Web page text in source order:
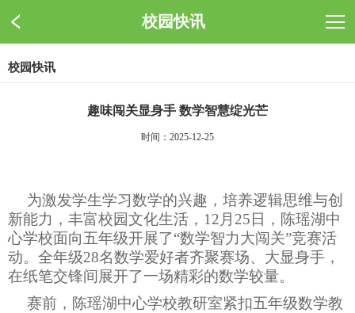
校园快讯
校园快讯
趣味闯关显身手 数学智慧绽光芒
时间：2025-12-25
为激发学生学习数学的兴趣，培养逻辑思维与创
新能力，丰富校园文化生活，12月25日，陈瑶湖中
心学校面向五年级开展了“数学智力大闯关”竞赛活
动。全年级28名数学爱好者齐聚赛场、大显身手，
在纸笔交锋间展开了一场精彩的数学较量。
赛前，陈瑶湖中心学校教研室紧扣五年级数学教